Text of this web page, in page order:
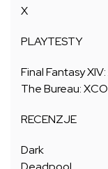
X
PLAYTESTY
Final Fantasy
The Bureau:
RECENZJE
Dark